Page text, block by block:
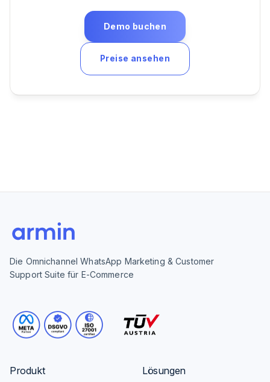
Demo buchen
Preise ansehen
Die Omnichannel WhatsApp Marketing & Customer
Support Suite für E-Commerce
Produkt Lösungen